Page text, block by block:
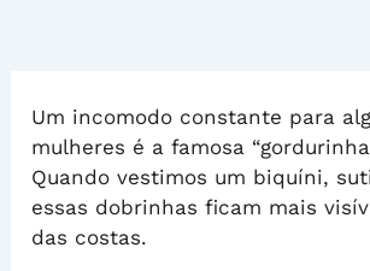
Um incomodo constante para
mulheres é a famosa
Quando vestimos um biquíni,
essas dobrinhas ficam mais
das costas.